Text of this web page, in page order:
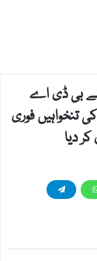
نے بی ڈی اے
تنخواہیں فوری
دیا